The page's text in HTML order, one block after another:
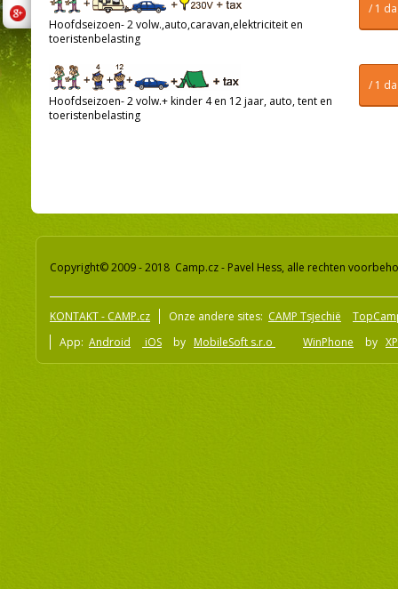
/ 1
Hoofdseizoen- 2 volw.,auto,caravan,elektriciteit en
toeristenbelasting
/ 1
Hoofdseizoen- 2 volw.+ kinder 4 en 12 jaar, auto, tent en
toeristenbelasting
Copyright© 2009 - 2018 Camp.cz - Pavel Hess, alle rechten
KONTAKT - CAMP.cz Onze andere sites: CAMP Tsjechië
App: Android iOS by MobileSoft s.r.o WinPhone by